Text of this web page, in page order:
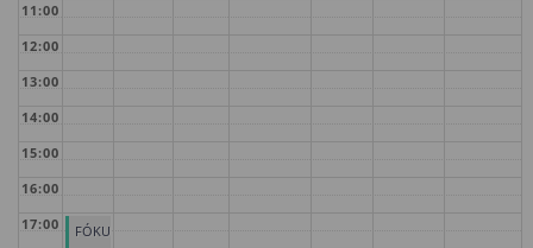
11:00
12:00
13:00
14:00
15:00
16:00
17:00
FÓKUSZ